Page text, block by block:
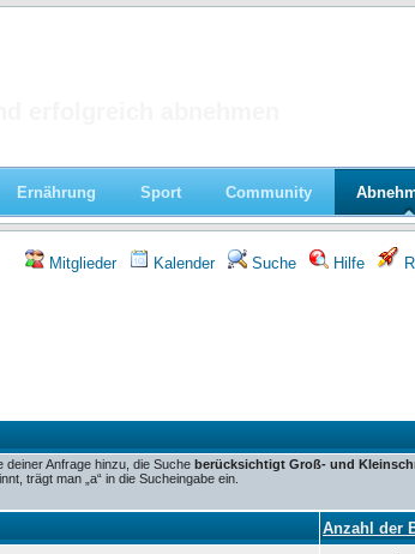
Ernährung Sport Community
Mitglieder Kalender Suche Hilfe
deiner Anfrage hinzu, die Suche berücksichtigt Groß- und
trägt man „a“ in die Sucheingabe ein.
Anzahl der